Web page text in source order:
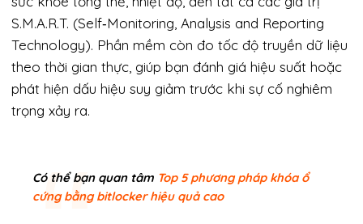
S.M.A.R.T. (Self‑Monitoring, Analysis and Reporting
Technology). Phần mềm còn đo tốc độ truyền dữ liệu
theo thời gian thực, giúp bạn đánh giá hiệu suất hoặc
phát hiện dấu hiệu suy giảm trước khi sự cố nghiêm
trọng xảy ra.
Có thể bạn quan tâm Top 5 phương pháp khóa ổ
cứng bằng bitlocker hiệu quả cao